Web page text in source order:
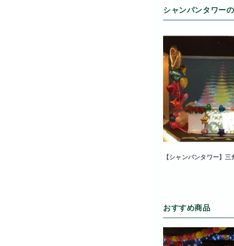
シャンパンタワー
【シャンパンタワー】
段・10段・8段・3段/連
おすすめ商品